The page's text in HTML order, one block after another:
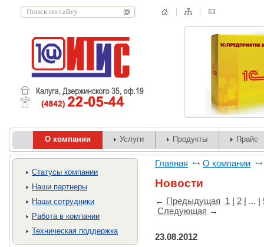
О компании Услуги Продукты Прайс
Cтатусы компании
Наши партнеры
Наши сотрудники
Работа в компании
Техническая поддержка
Главная О компании
Новости
← Предыдущая 1 | 2 | ... |
Следующая →
23.08.2012